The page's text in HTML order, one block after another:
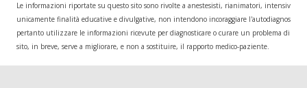
Le informazioni riportate su questo sito sono rivolte a anestesisti, rianimatori,
unicamente finalità educative e divulgative, non intendono incoraggiare l'autodiagnosi o
pertanto utilizzare le informazioni ricevute per diagnosticare o curare un problema di
sito, in breve, serve a migliorare, e non a sostituire, il rapporto medico-paziente.